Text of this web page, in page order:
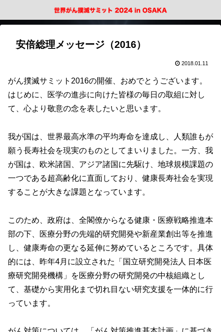
安倍総理メッセージ（2016）
2018.01.11
がん撲滅サミット2016の開催、おめでとうございます。
はじめに、医学の進歩に向けた皆様の毎日の取組に対し
て、心より敬意の念を表したいと思います。
我が国は、世界最高水準の平均寿命を達成し、人類誰もが
願う長寿社会を現実のものとしてまいりました。一方、我
が国は、欧米諸国、アジア諸国に先駆け、地球規模課題の
一つである超高齢化に直面しており、健康長寿社会を実現
することが大きな課題となっています。
このため、政府は、全閣僚からなる健康・医療戦略推進本
部の下、医療分野の先端的研究開発や新産業創出等を推進
し、健康寿命の更なる延伸に努めているところです。具体
的には、昨年4月に設立された「国立研究開発法人 日本医
療研究開発機構」を医療分野の研究開発の中核組織とし
て、基礎から実用化まで切れ目ない研究支援を一体的に行
っています。